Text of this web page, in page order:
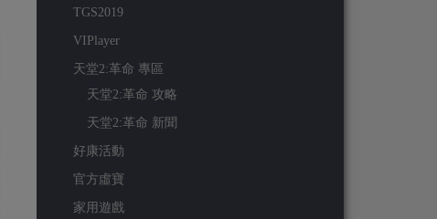
TGS2019
VIPlayer
天堂2:革命 專區
天堂2:革命 攻略
天堂2:革命 新聞
好康活動
官方虛寶
家用遊戲